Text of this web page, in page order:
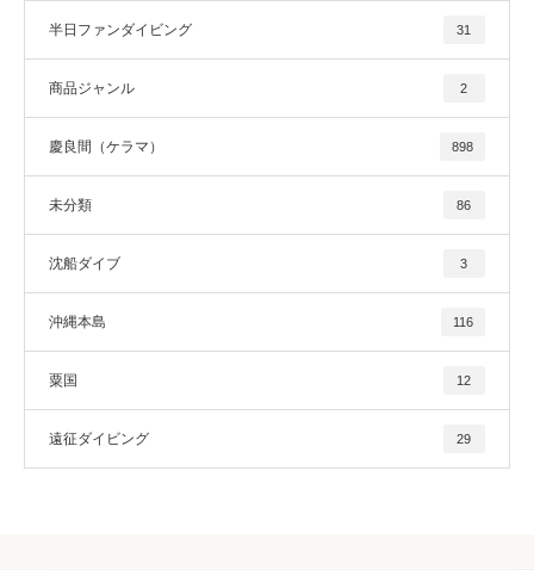
半日ファンダイビング 31
商品ジャンル 2
慶良間（ケラマ） 898
未分類 86
沈船ダイブ 3
沖縄本島 116
粟国 12
遠征ダイビング 29